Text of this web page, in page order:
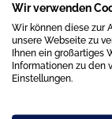
Wir verwenden
Wir können diese zur
unsere Webseite zu
Ihnen ein großartiges
Informationen zu den
Einstellungen.